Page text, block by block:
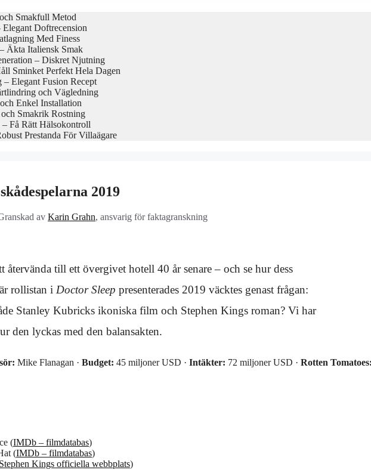
Smakfull Metod
Doftrecension
Med Finess
Äkta Italiensk Smak
– Diskret Njutning
Sminket Perfekt Hela Dagen
Elegant Fusion Recept
och Vägledning
Enkel Installation
Smakrik Rostning
Få Rätt Hälsokontroll
Prestanda För Villaägare
2019
av Karin Grahn, ansvarig för faktagranskning
återvända till ett övergivet hotell 40 år senare – och se hur dess
rollistan i Doctor Sleep presenterades 2019 väcktes genast frågan:
Stanley Kubricks ikoniska film och Stephen Kings roman? Vi har
den lyckas med den balansakten.
Mike Flanagan · Budget: 45 miljoner USD · Intäkter: 72 miljoner USD · Rotten Tomatoes:
(IMDb – filmdatabas)
(IMDb – filmdatabas)
Stephen Kings officiella webbplats)